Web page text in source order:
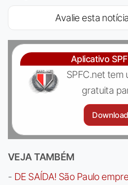
Avalie esta
Aplicativo
SPFC.net tem
gratuita
Download
VEJA TAMBÉM
- DE SAÍDA! São Paulo